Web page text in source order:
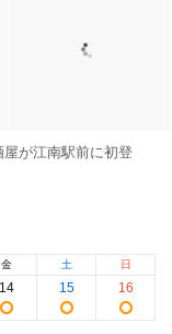
屋が江南駅前に初登
金
14
土
15
日
16